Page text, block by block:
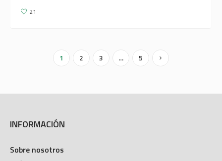
21
1 2 3 … 5
INFORMACIÓN
Sobre nosotros